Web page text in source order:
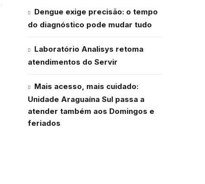
Dengue exige precisão: o tempo
do diagnóstico pode mudar tudo
Laboratório Analisys retoma
atendimentos do Servir
Mais acesso, mais cuidado:
Unidade Araguaína Sul passa a
atender também aos Domingos e
feriados